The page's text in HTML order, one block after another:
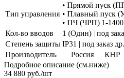
Тип управления
• Прямой пуск
• Плавный пуск
• ПЧ (ЧРП) 1-1400
Кол-во вводов
1 (Один) | под
Степень защиты IP31 | под заказ др.
Производитель
Россия КНР
Подробное описание (см.ниже)
34 880 руб./шт